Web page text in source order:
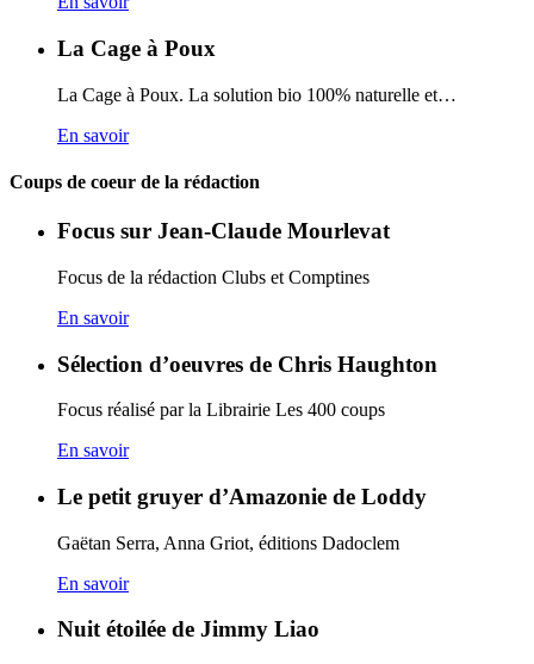
La Cage à Poux
La Cage à Poux. La solution bio 100% naturelle et…
En savoir
Coups de coeur de la rédaction
Focus sur Jean-Claude Mourlevat
Focus de la rédaction Clubs et Comptines
En savoir
Sélection d’oeuvres de Chris Haughton
Focus réalisé par la Librairie Les 400 coups
En savoir
Le petit gruyer d’Amazonie de Loddy
Gaëtan Serra, Anna Griot, éditions Dadoclem
En savoir
Nuit étoilée de Jimmy Liao